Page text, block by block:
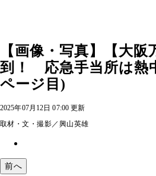
【画像・写真】【大
到！ 応急手当所は熱
ページ目)
2025年07月12日 07:00 更新
取材・文・撮影／興山英雄
前へ